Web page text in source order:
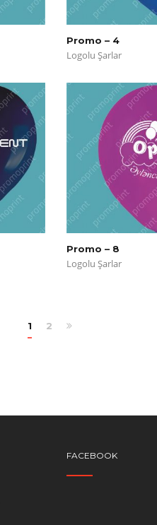
Promo – 4
Logolu Şarlar
Promo – 8
Logolu Şarlar
1 2
FACEBOOK